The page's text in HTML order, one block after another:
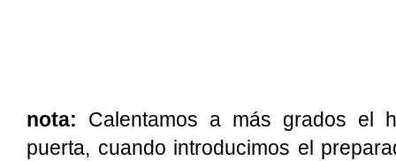
nota:
Calentamos a más grados el
puerta, cuando introducimos el